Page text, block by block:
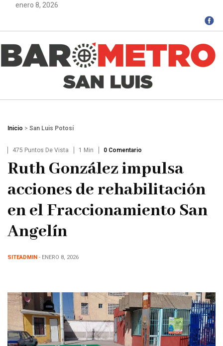
enero 8, 2026
Inicio > San Luis Potosí
475 Puntos De Vista 1 Min 0 Comentario
Ruth González impulsa
acciones de rehabilitación
en el Fraccionamiento San
Angelín
SITEADMIN - ENERO 8, 2026